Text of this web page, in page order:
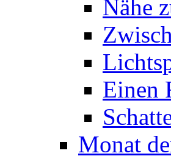
Nähe
Einen
Monat